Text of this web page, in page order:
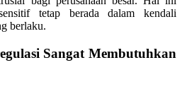
tetap berada dalam kendali
berlaku.
Sangat Membutuhkan